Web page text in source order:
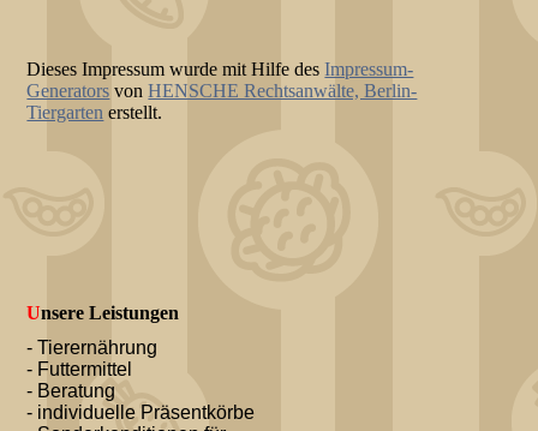
Dieses Impressum wurde mit Hilfe desImpressum-
Generators vonHENSCHE Rechtsanwälte, Berlin-
Tiergarten erstellt.
Unsere Leistungen
- Tierernährung
- Futtermittel
- Beratung
- individuelle Präsentkörbe